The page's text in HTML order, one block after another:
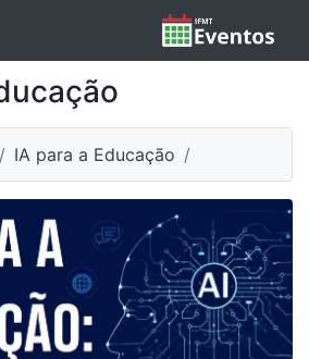
IA para a Educação